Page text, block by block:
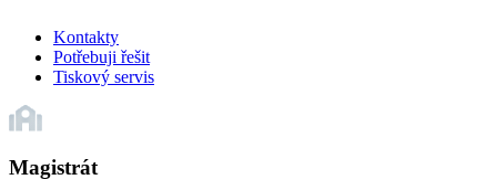
Kontakty
Potřebuji řešit
Tiskový servis
Magistrát